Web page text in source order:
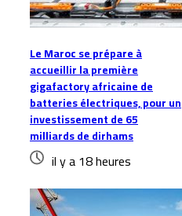
Le Maroc se prépare à
accueillir la première
gigafactory africaine de
batteries électriques, pour un
investissement de 65
milliards de dirhams
il y a 18 heures